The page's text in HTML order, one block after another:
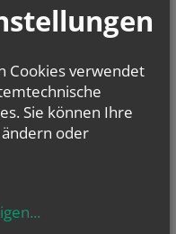
auftretende Mädchen und
teams gefolgt, sich nach
für die dies-jährige
freuen sich wieder über
Cookies verwendet
Sie können Ihre
oder
...